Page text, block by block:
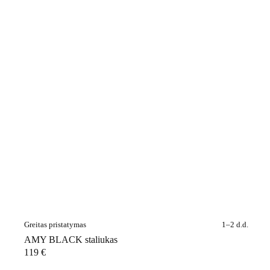
Greitas pristatymas 1–2 d.d.
AMY BLACK staliukas
119 €